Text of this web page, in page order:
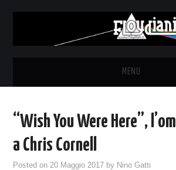
MENU
THE LUNATICS
“Wish You Were Here”,
a Chris Cornell
Posted on20 Maggio 2017 by Nino Gatti